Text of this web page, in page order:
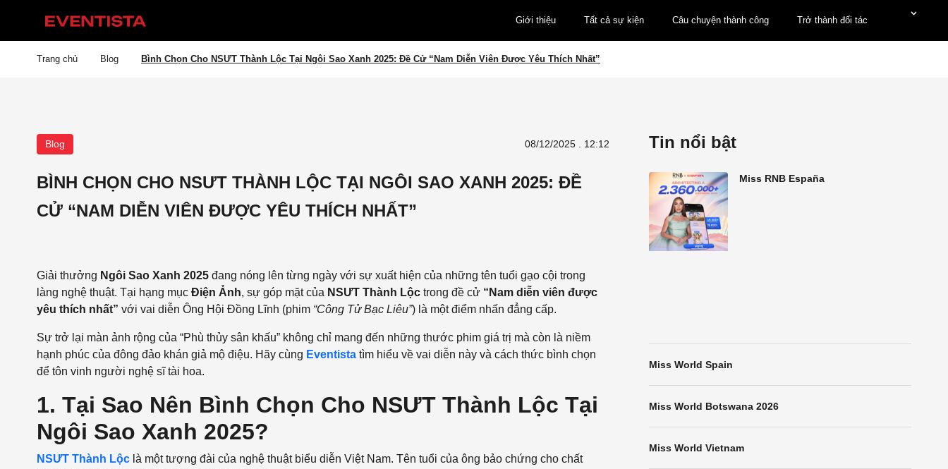
Giới thiệu Tất cả sự kiện Câu chuyện thành công Trở thành đối tác
Trang chủ Blog Bình Chọn Cho NSƯT Thành Lộc Tại Ngôi Sao Xanh 2025: Đề Cử “Nam Diễn Viên Được Yêu Thích Nhất”
Blog 08/12/2025 . 12:12
BÌNH CHỌN CHO NSƯT THÀNH LỘC TẠI NGÔI SAO XANH 2025: ĐỀ
CỬ “NAM DIỄN VIÊN ĐƯỢC YÊU THÍCH NHẤT”
Giải thưởng Ngôi Sao Xanh 2025 đang nóng lên từng ngày với sự xuất hiện của những tên tuổi gạo cội trong
làng nghệ thuật. Tại hạng mục Điện Ảnh, sự góp mặt của NSƯT Thành Lộc trong đề cử “Nam diễn viên được
yêu thích nhất” với vai diễn Ông Hội Đồng Lĩnh (phim “Công Tử Bạc Liêu”) là một điểm nhấn đẳng cấp.
Sự trở lại màn ảnh rộng của “Phù thủy sân khấu” không chỉ mang đến những thước phim giá trị mà còn là niềm
hạnh phúc của đông đảo khán giả mộ điệu. Hãy cùng Eventista tìm hiểu về vai diễn này và cách thức bình chọn
để tôn vinh người nghệ sĩ tài hoa.
1. Tại Sao Nên Bình Chọn Cho NSƯT Thành Lộc Tại
Ngôi Sao Xanh 2025?
NSƯT Thành Lộc là một tượng đài của nghệ thuật biểu diễn Việt Nam. Tên tuổi của ông bảo chứng cho chất
Tin nổi bật
Miss RNB España
Miss World Spain
Miss World Botswana 2026
Miss World Vietnam